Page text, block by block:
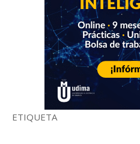
ETIQUETA